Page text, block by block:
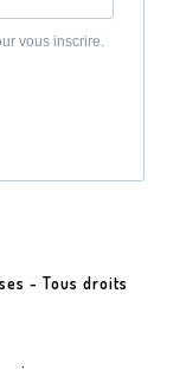
- Tous droits